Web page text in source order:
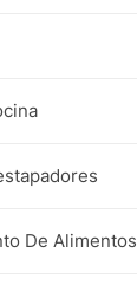
De Alimentos